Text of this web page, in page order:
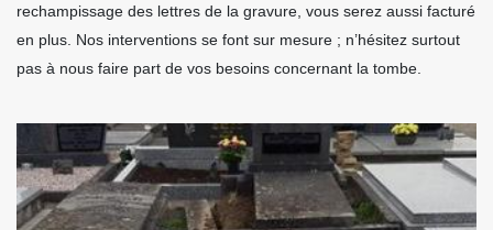
rechampissage des lettres de la gravure, vous serez aussi facturé
en plus. Nos interventions se font sur mesure ; n’hésitez surtout
pas à nous faire part de vos besoins concernant la tombe.